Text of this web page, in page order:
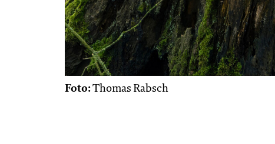
Foto:Thomas Rabsch